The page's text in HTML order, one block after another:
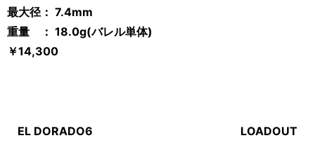
最大径： 7.4mm
重量 ： 18.0g(バレル単体)
￥14,300
EL DORADO6 LOADOUT